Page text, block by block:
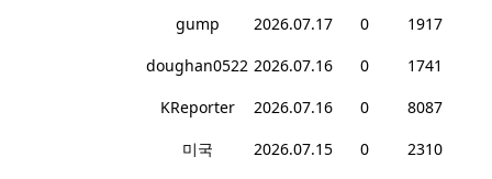
gump 2026.07.17 0
1917
doughan0522 2026.07.16 0
1741
KReporter 2026.07.16 0
8087
미국 2026.07.15 0
2310